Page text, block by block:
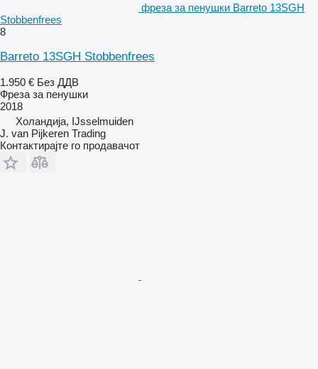
фреза за пенушки Barreto 13SGH
Stobbenfrees
8
Barreto 13SGH Stobbenfrees
1.950 € Без ДДВ
Фреза за пенушки
2018
Холандија, IJsselmuiden
J. van Pijkeren Trading
Контактирајте го продавачот